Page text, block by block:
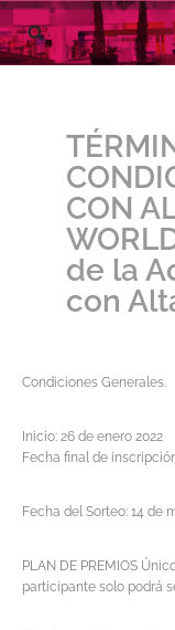
Saltar
CON
de la
con
Condiciones Generales.
Inicio: 26 de enero 2022
Fecha final de
Fecha del Sorteo: 14 de
PLAN DE PREMIOS
participante solo podrá